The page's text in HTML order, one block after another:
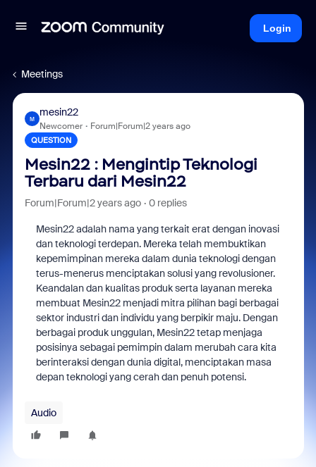
Login
Meetings
M
mesin22
Newcomer Forum|Forum|2 years ago
QUESTION
Mesin22 : Mengintip Teknologi
Terbaru dari Mesin22
Forum|Forum|2 years ago 0 replies
Mesin22 adalah nama yang terkait erat dengan inovasi
dan teknologi terdepan. Mereka telah membuktikan
kepemimpinan mereka dalam dunia teknologi dengan
terus-menerus menciptakan solusi yang revolusioner.
Keandalan dan kualitas produk serta layanan mereka
membuat Mesin22 menjadi mitra pilihan bagi berbagai
sektor industri dan individu yang berpikir maju. Dengan
berbagai produk unggulan, Mesin22 tetap menjaga
posisinya sebagai pemimpin dalam merubah cara kita
berinteraksi dengan dunia digital, menciptakan masa
depan teknologi yang cerah dan penuh potensi.
Audio